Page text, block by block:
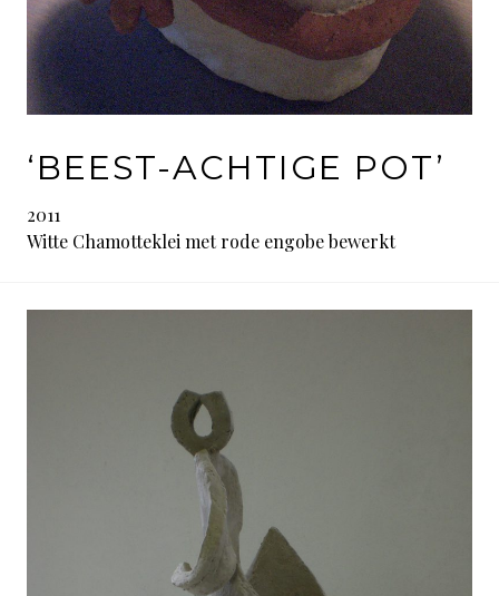
‘BEEST-ACHTIGE POT’
2011
Witte Chamotteklei met rode engobe bewerkt